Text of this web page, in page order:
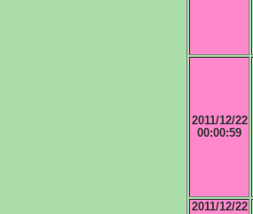
2011/12/22
00:00:59
2011/12/22